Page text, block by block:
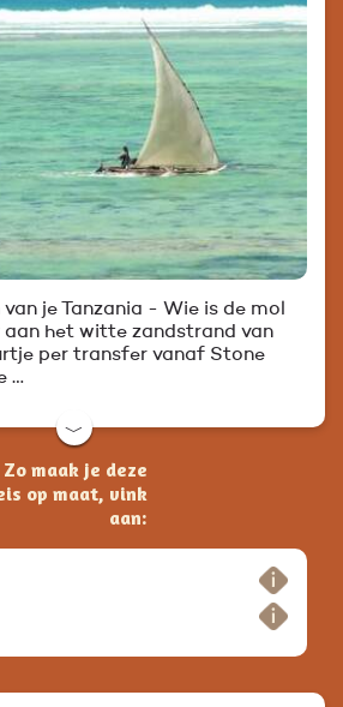
je Tanzania - Wie is de mol
aan het witte zandstrand van
per transfer vanaf Stone
…
﹀
Zo maak je deze
op maat, vink
aan: